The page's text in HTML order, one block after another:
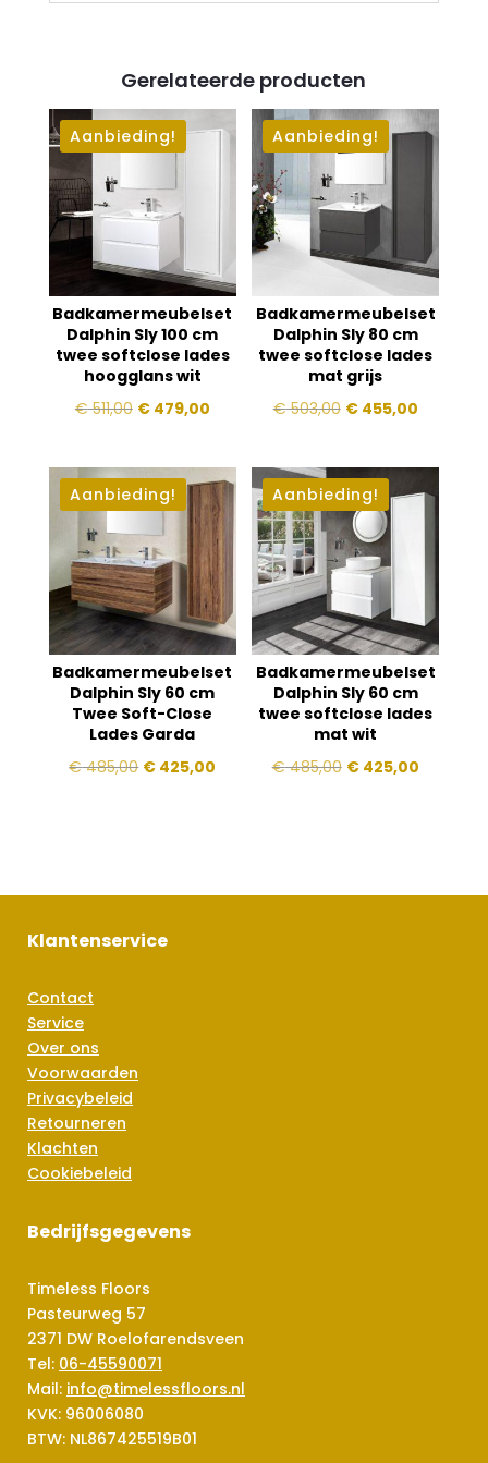
Gerelateerde producten
Aanbieding!
Badkamermeubelset
Dalphin Sly 100 cm
twee softclose lades
hoogglans wit
€511,00 Oorspronkelijke
was:
€ 511,00.
€479,00Huidige
is:
€ 479,00.
Aanbieding!
Badkamermeubelset
Dalphin Sly 80 cm
twee softclose lades
mat grijs
€503,00 Oorspronkelijke
was:
€ 503,00.
€455,00Huidige
is:
€ 455,00.
Aanbieding!
Badkamermeubelset
Dalphin Sly 60 cm
Twee Soft-Close
Lades Garda
€485,00 Oorspronkelijke
€ 425,00
Aanbieding!
Badkamermeubelset
Dalphin Sly 60 cm
twee softclose lades
mat wit
€485,00 Oorspronkelijke
€425,00Huidige
Klantenservice
Contact
Service
Over ons
Voorwaarden
Privacybeleid
Retourneren
Klachten
Cookiebeleid
Bedrijfsgegevens
Timeless Floors
Pasteurweg 57
2371 DW Roelofarendsveen
Tel: 06-45590071
Mail: info@timelessfloors.nl
KVK: 96006080
BTW: NL867425519B01